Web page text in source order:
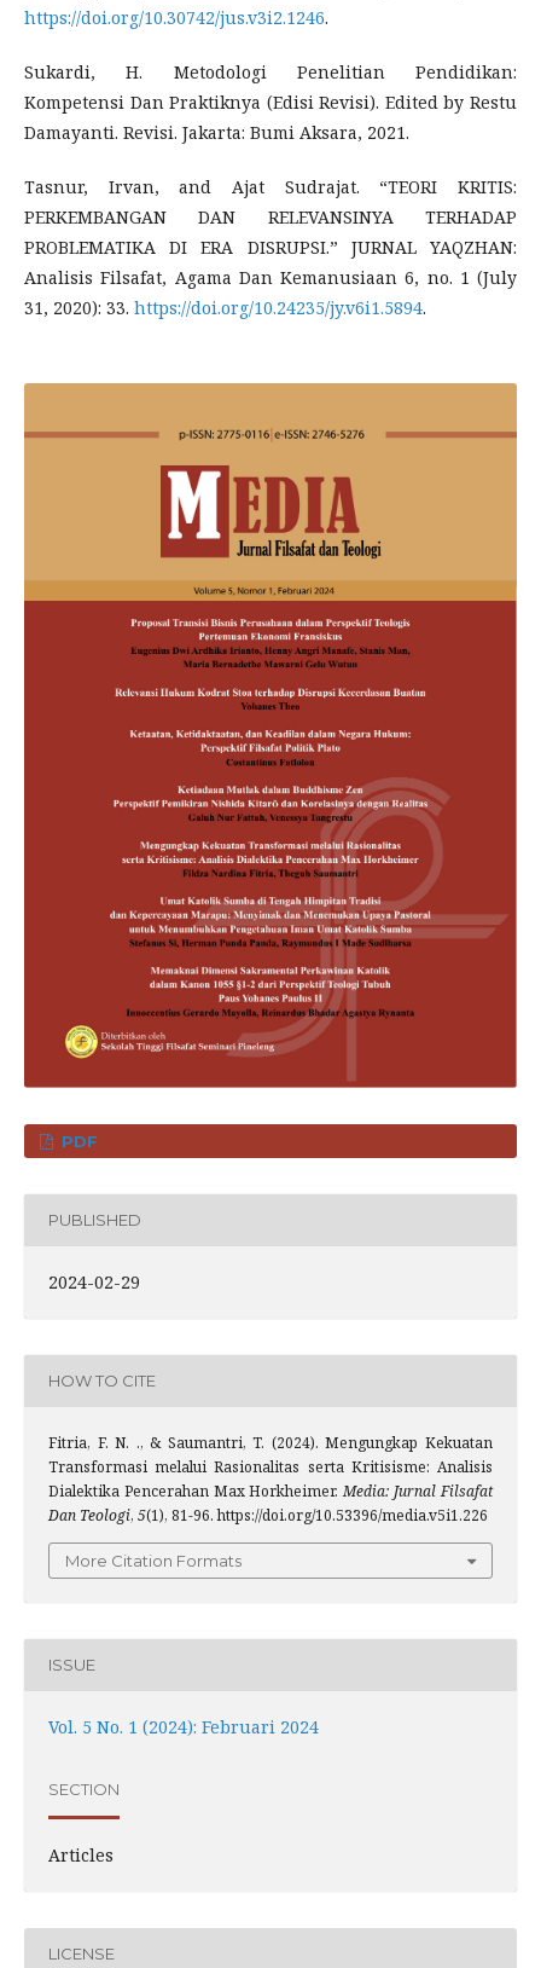
https://doi.org/10.30742/jus.v3i2.1246.
Sukardi, H. Metodologi Penelitian Pendidikan:
Kompetensi Dan Praktiknya (Edisi Revisi). Edited by Restu
Damayanti. Revisi. Jakarta: Bumi Aksara, 2021.
Tasnur, Irvan, and Ajat Sudrajat. “TEORI KRITIS:
PERKEMBANGAN DAN RELEVANSINYA TERHADAP
PROBLEMATIKA DI ERA DISRUPSI.” JURNAL YAQZHAN:
Analisis Filsafat, Agama Dan Kemanusiaan 6, no. 1 (July
31, 2020): 33. https://doi.org/10.24235/jy.v6i1.5894.
PDF
PUBLISHED
2024-02-29
HOW TO CITE
Fitria, F. N. ., & Saumantri, T. (2024). Mengungkap Kekuatan
Transformasi melalui Rasionalitas serta Kritisisme: Analisis
Dialektika Pencerahan Max Horkheimer.Media: Jurnal Filsafat
Dan Teologi, 5(1), 81-96. https://doi.org/10.53396/media.v5i1.226
More Citation Formats
ISSUE
Vol. 5 No. 1 (2024): Februari 2024
SECTION
Articles
LICENSE